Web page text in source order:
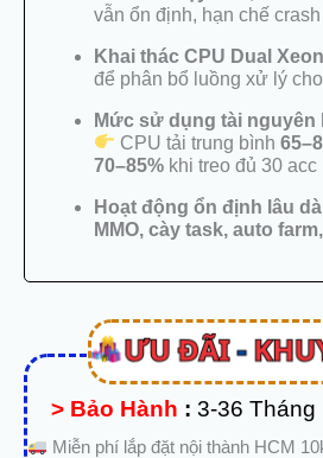
vẫn ổn định, hạn chế crash
Khai thác CPU Dual
để phân bổ luồng xử lý
Mức sử dụng tài nguyên
CPU tải trung bình
70–85% khi treo đủ 30 acc
Hoạt động ổn định lâu
MMO, cày task, auto
> Bảo Hành : 3-36 Tháng
Miễn phí lắp đặt nội thành HCM